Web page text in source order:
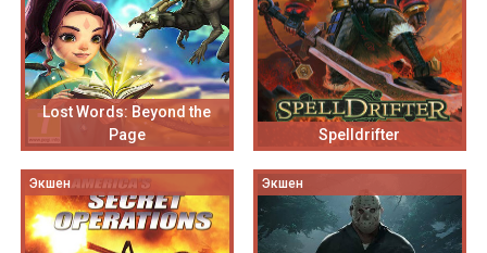
Lost Words: Beyond the
Page
Spelldrifter
Экшен Экшен